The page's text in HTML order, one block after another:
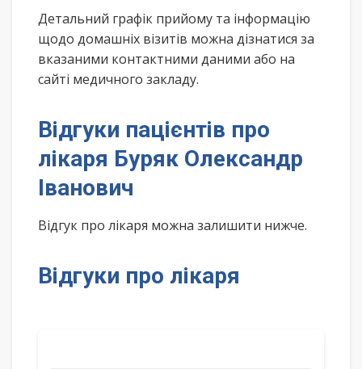
Детальний графік прийому та інформацію
щодо домашніх візитів можна дізнатися за
вказаними контактними даними або на
сайті медичного закладу.
Відгуки пацієнтів про
лікаря Буряк Олександр
Іванович
Відгук про лікаря можна залишити нижче.
Відгуки про лікаря